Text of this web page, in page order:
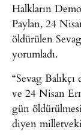
Halkların
Paylan, 24
öldürülen Sevag
yorumladı.
“Sevag
ve 24 Nisan
gün
diyen